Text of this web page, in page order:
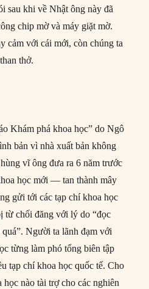
sau khi về Nhật ông này đã
chip mờ và máy giặt mờ.
cảm với cái mới, còn chúng ta
thở.
Khám phá khoa học” do Ngô
bản vì nhà xuất bản không
vĩ ông đưa ra 6 năm trước
học mới –– tan thành mây
gửi tới các tạp chí khoa học
từ chối đăng với lý do “đọc
Người ta lãnh đạm với
từng làm phó tổng biên tập
tạp chí khoa học quốc tế. Cho
nào tài trợ cho các nghiên